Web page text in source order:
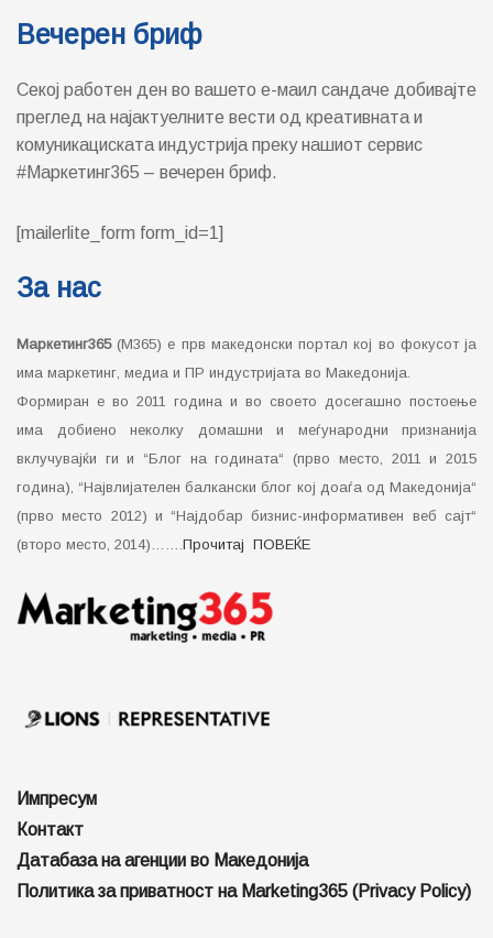
Вечерен бриф
Секој работен ден во вашето е-маил сандаче добивајте
преглед на најактуелните вести од креативната и
комуникациската индустрија преку нашиот сервис
#Маркетинг365 – вечерен бриф.
[mailerlite_form form_id=1]
За нас
Маркетинг365(М365) е прв македонски портал кој во фокусот ја
има маркетинг, медиа и ПР индустријата во Македонија.
Формиран е во 2011 година и во своето досегашно постоење
има добиено неколку домашни и меѓународни признанија
вклучувајќи ги и “Блог на годината“ (прво место, 2011 и 2015
година), “Највлијателен балкански блог кој доаѓа од Македонија“
(прво место 2012) и “Најдобар бизнис-информативен веб сајт“
(второ место, 2014)…….Прочитај ПОВЕЌЕ
Импресум
Контакт
Датабаза на агенции во Македонија
Политика за приватност на Marketing365 (Privacy Policy)